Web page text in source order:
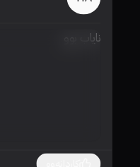
نایاب بوو